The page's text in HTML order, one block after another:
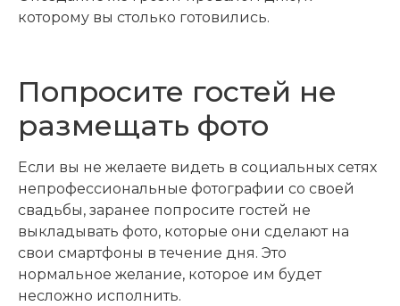
которому вы столько готовились.
Попросите гостей не
размещать фото
Если вы не желаете видеть в социальных сетях
непрофессиональные фотографии со своей
свадьбы, заранее попросите гостей не
выкладывать фото, которые они сделают на
свои смартфоны в течение дня. Это
нормальное желание, которое им будет
несложно исполнить.